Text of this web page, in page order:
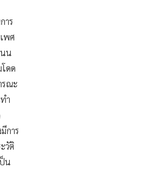
าร
พศ
น
ดด
รณะ
ำ
การ
วัติ
น